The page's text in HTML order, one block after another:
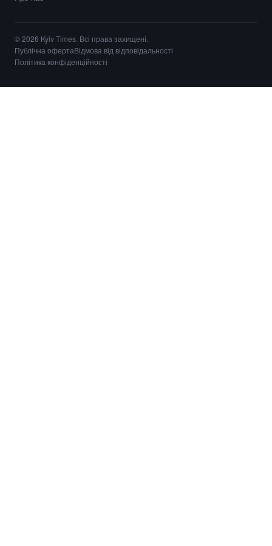
© 2026 Kyiv Times. Всі права захищені.
Публічна офертаВідмова від відповідальності
Політика конфіденційності